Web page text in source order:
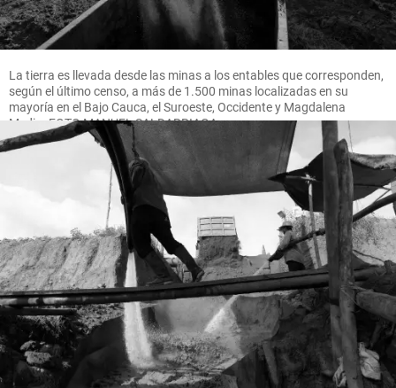
La tierra es llevada desde las minas a los entables que corresponden,
según el último censo, a más de 1.500 minas localizadas en su
mayoría en el Bajo Cauca, el Suroeste, Occidente y Magdalena
Medio. FOTO MANUEL SALDARRIAGA